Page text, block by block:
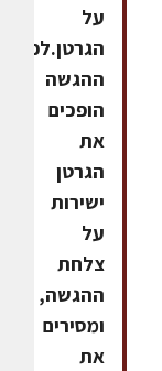
על
הגרטן.לפני
ההגשה
הופכים
את
הגרטן
ישירות
על
צלחת
ההגשה,
ומסירים
את